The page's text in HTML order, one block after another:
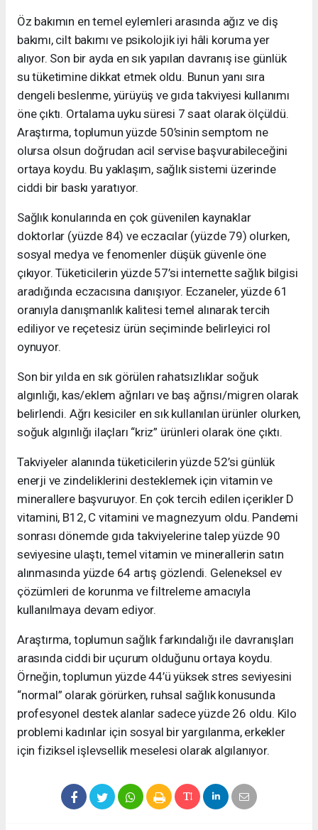
Öz bakımın en temel eylemleri arasında ağız ve diş
bakımı, cilt bakımı ve psikolojik iyi hâli koruma yer
alıyor. Son bir ayda en sık yapılan davranış ise günlük
su tüketimine dikkat etmek oldu. Bunun yanı sıra
dengeli beslenme, yürüyüş ve gıda takviyesi kullanımı
öne çıktı. Ortalama uyku süresi 7 saat olarak ölçüldü.
Araştırma, toplumun yüzde 50’sinin semptom ne
olursa olsun doğrudan acil servise başvurabileceğini
ortaya koydu. Bu yaklaşım, sağlık sistemi üzerinde
ciddi bir baskı yaratıyor.
Sağlık konularında en çok güvenilen kaynaklar
doktorlar (yüzde 84) ve eczacılar (yüzde 79) olurken,
sosyal medya ve fenomenler düşük güvenle öne
çıkıyor. Tüketicilerin yüzde 57’si internette sağlık bilgisi
aradığında eczacısına danışıyor. Eczaneler, yüzde 61
oranıyla danışmanlık kalitesi temel alınarak tercih
ediliyor ve reçetesiz ürün seçiminde belirleyici rol
oynuyor.
Son bir yılda en sık görülen rahatsızlıklar soğuk
algınlığı, kas/eklem ağrıları ve baş ağrısı/migren olarak
belirlendi. Ağrı kesiciler en sık kullanılan ürünler olurken,
soğuk algınlığı ilaçları “kriz” ürünleri olarak öne çıktı.
Takviyeler alanında tüketicilerin yüzde 52’si günlük
enerji ve zindeliklerini desteklemek için vitamin ve
minerallere başvuruyor. En çok tercih edilen içerikler D
vitamini, B12, C vitamini ve magnezyum oldu. Pandemi
sonrası dönemde gıda takviyelerine talep yüzde 90
seviyesine ulaştı, temel vitamin ve minerallerin satın
alınmasında yüzde 64 artış gözlendi. Geleneksel ev
çözümleri de korunma ve filtreleme amacıyla
kullanılmaya devam ediyor.
Araştırma, toplumun sağlık farkındalığı ile davranışları
arasında ciddi bir uçurum olduğunu ortaya koydu.
Örneğin, toplumun yüzde 44’ü yüksek stres seviyesini
“normal” olarak görürken, ruhsal sağlık konusunda
profesyonel destek alanlar sadece yüzde 26 oldu. Kilo
problemi kadınlar için sosyal bir yargılanma, erkekler
için fiziksel işlevsellik meselesi olarak algılanıyor.